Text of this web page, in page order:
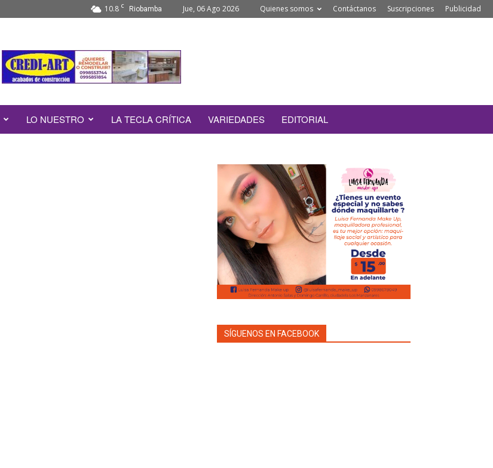
10.8 C Riobamba Jue, 06 Ago 2026 Quienes somos Contáctanos Suscripciones Publicidad
LO NUESTRO LA TECLA CRÍTICA VARIEDADES EDITORIAL
SÍGUENOS EN FACEBOOK